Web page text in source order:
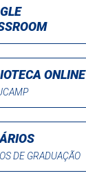
ONLINE
DE GRADUAÇÃO